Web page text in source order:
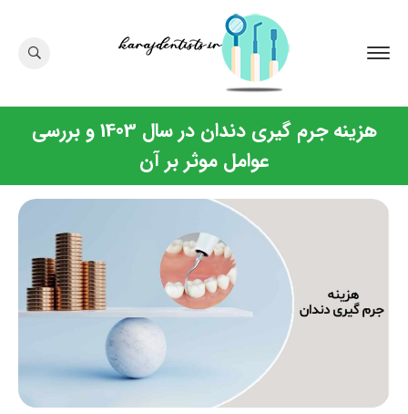
هزینه جرم گیری دندان در سال 1403 و بررسی
عوامل موثر بر آن